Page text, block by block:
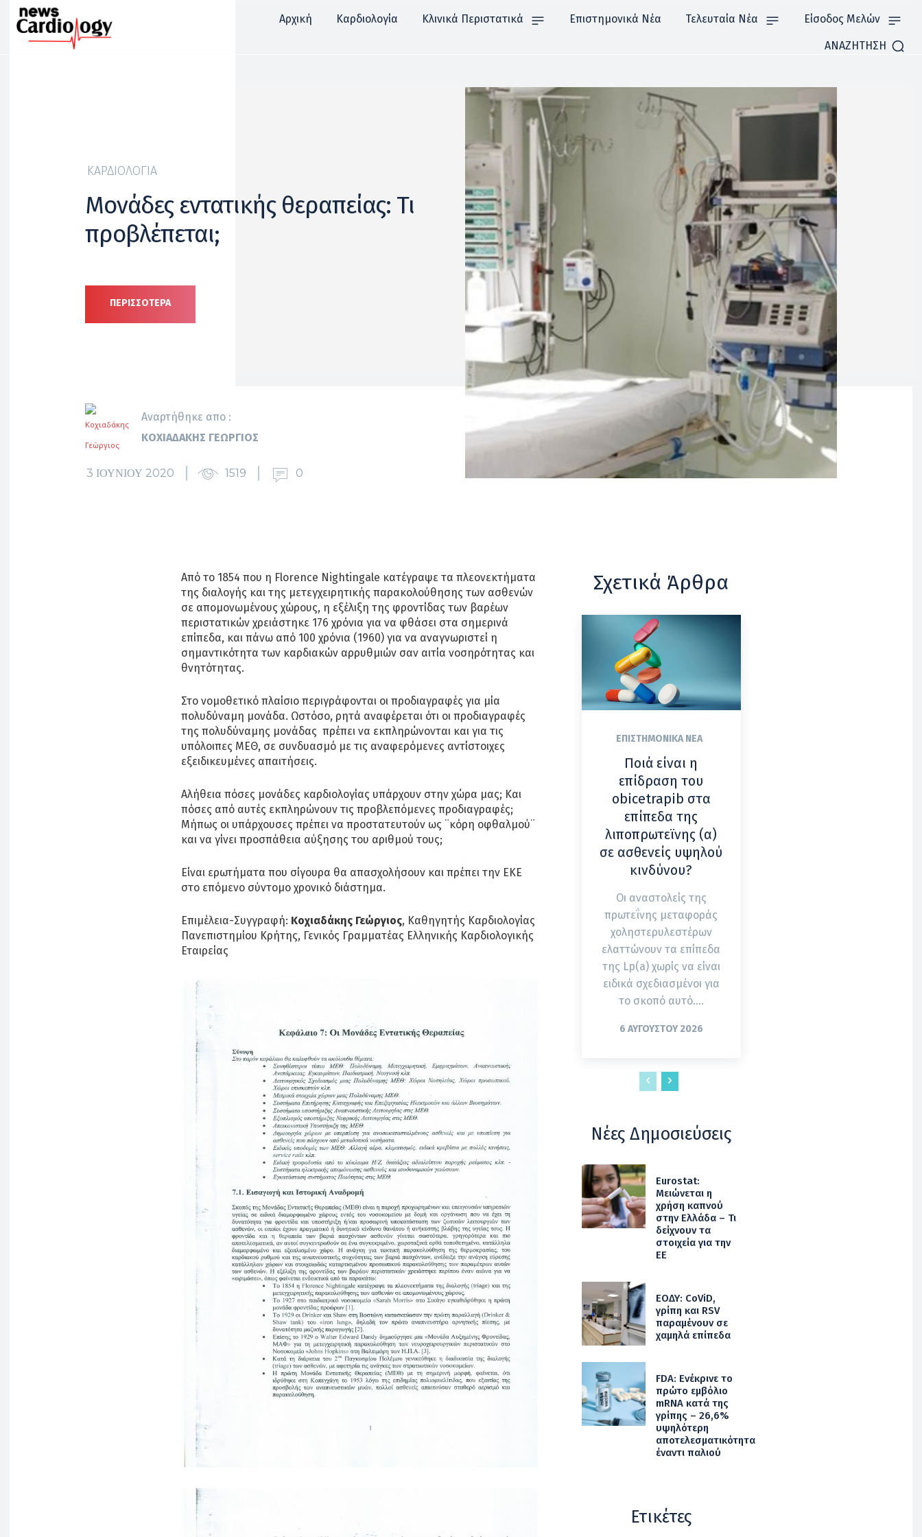
Αρχική Καρδιολογία Κλινικά Περιστατικά Επιστημονικά Νέα Τελευταία Νέα Είσοδος Μελών
ΑΝΑΖΗΤΗΣΗ
ΚΑΡΔΙΟΛΟΓΊΑ
Μονάδες εντατικής θεραπείας: Τι
προβλέπεται;
ΠΕΡΙΣΣΟΤΕΡΑ
Αναρτήθηκε απο :
ΚΟΧΙΑΔΆΚΗΣ ΓΕΏΡΓΙΟΣ
3 ΙΟΥΝΊΟΥ 2020 1519 0
Από το 1854 που η Florence Nightingale κατέγραψε τα πλεονεκτήματα
της διαλογής και της μετεγχειρητικής παρακολούθησης των ασθενών
σε απομονωμένους χώρους, η εξέλιξη της φροντίδας των βαρέων
περιστατικών χρειάστηκε 176 χρόνια για να φθάσει στα σημερινά
επίπεδα, και πάνω από 100 χρόνια (1960) για να αναγνωριστεί η
σημαντικότητα των καρδιακών αρρυθμιών σαν αιτία νοσηρότητας και
θνητότητας.
Στο νομοθετικό πλαίσιο περιγράφονται οι προδιαγραφές για μία
πολυδύναμη μονάδα. Ωστόσο, ρητά αναφέρεται ότι οι προδιαγραφές
της πολυδύναμης μονάδας πρέπει να εκπληρώνονται και για τις
υπόλοιπες ΜΕΘ, σε συνδυασμό με τις αναφερόμενες αντίστοιχες
εξειδικευμένες απαιτήσεις.
Αλήθεια πόσες μονάδες καρδιολογίας υπάρχουν στην χώρα μας; Και
πόσες από αυτές εκπληρώνουν τις προβλεπόμενες προδιαγραφές;
Μήπως οι υπάρχουσες πρέπει να προστατευτούν ως ¨κόρη οφθαλμού¨
και να γίνει προσπάθεια αύξησης του αριθμού τους;
Είναι ερωτήματα που σίγουρα θα απασχολήσουν και πρέπει την ΕΚΕ
στο επόμενο σύντομο χρονικό διάστημα.
Επιμέλεια-Συγγραφή: Κοχιαδάκης Γεώργιος, Καθηγητής Καρδιολογίας
Πανεπιστημίου Κρήτης, Γενικός Γραμματέας Ελληνικής Καρδιολογικής
Εταιρείας
Σχετικά Άρθρα
ΕΠΙΣΤΗΜΟΝΙΚΆ ΝΈΑ
Ποιά είναι η
επίδραση του
obicetrapib στα
επίπεδα της
λιποπρωτεϊνης (α)
σε ασθενείς υψηλού
κινδύνου?
Οι αναστολείς της
πρωτεΐνης μεταφοράς
χοληστερυλεστέρων
ελαττώνουν τα επίπεδα
της Lp(a) χωρίς να είναι
ειδικά σχεδιασμένοι για
το σκοπό αυτό....
6 ΑΥΓΟΎΣΤΟΥ 2026
Νέες Δημοσιεύσεις
Eurostat:
Μειώνεται η
χρήση καπνού
στην Ελλάδα – Τι
δείχνουν τα
στοιχεία για την
ΕΕ
ΕΟΔΥ: CoViD,
γρίπη και RSV
παραμένουν σε
χαμηλά επίπεδα
FDA: Ενέκρινε το
πρώτο εμβόλιο
mRNA κατά της
γρίπης – 26,6%
υψηλότερη
αποτελεσματικότητα
έναντι παλιού
Ετικέτες